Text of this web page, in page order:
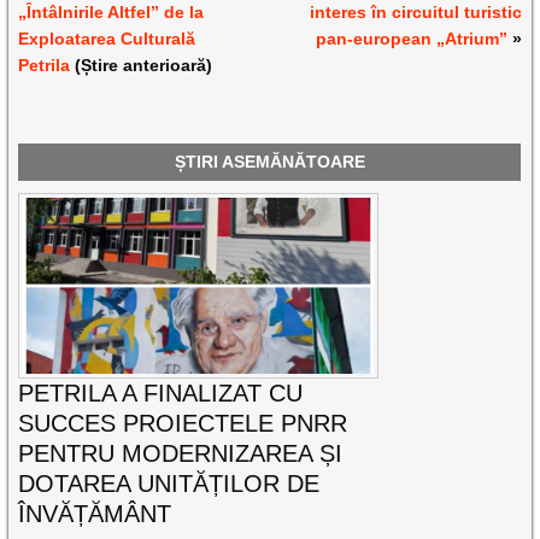
„Întâlnirile Altfel” de la
Exploatarea Culturală
Petrila (Știre anterioară)
interes în circuitul turistic
pan-european „Atrium” »
ȘTIRI ASEMĂNĂTOARE
PETRILA A FINALIZAT CU
SUCCES PROIECTELE PNRR
PENTRU MODERNIZAREA ȘI
DOTAREA UNITĂȚILOR DE
ÎNVĂȚĂMÂNT